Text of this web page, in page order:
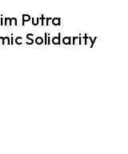
Putra
Solidarity